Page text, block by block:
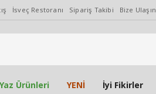
İsveç Restoranı Sipariş Takibi Bize Ulaşın
Yaz Ürünleri YENİ İyi Fikirler